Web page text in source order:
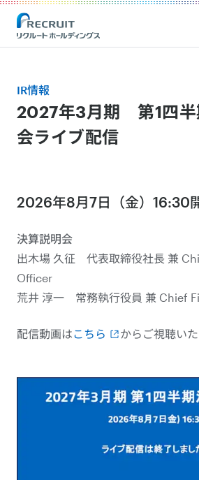
Recruit Holdings
IR情報
2027年3月期 第1四半
会ライブ配信
2026年8月7日（金）16:30
決算説明会
出木場 久征 代表取締役社長 兼
Officer
荒井 淳一 常務執行役員 兼 Chief
配信動画はこちら からご視聴いた